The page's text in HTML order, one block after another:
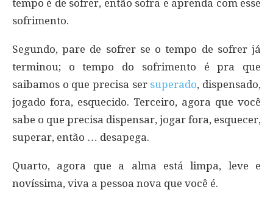
tempo é de sofrer, então sofra e aprenda com esse
sofrimento.
Segundo, pare de sofrer se o tempo de sofrer já
terminou; o tempo do sofrimento é pra que
saibamos o que precisa ser superado, dispensado,
jogado fora, esquecido. Terceiro, agora que você
sabe o que precisa dispensar, jogar fora, esquecer,
superar, então … desapega.
Quarto, agora que a alma está limpa, leve e
novíssima, viva a pessoa nova que você é.